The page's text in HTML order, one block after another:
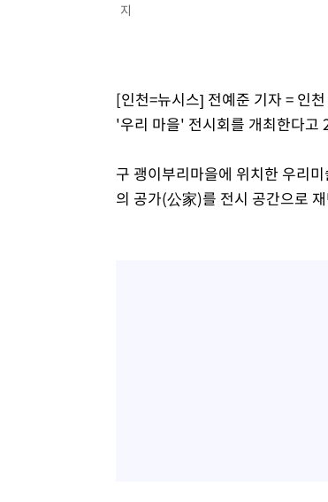
지
[인천=뉴시스] 전예준 기자 = 인
'우리 마을' 전시회를 개최한다고
구 괭이부리마을에 위치한 우리
의 공가(公家)를 전시 공간으로